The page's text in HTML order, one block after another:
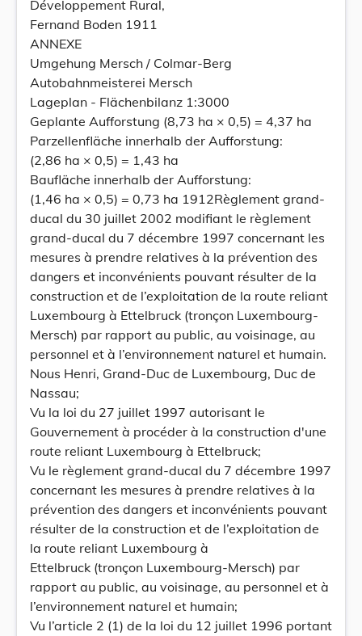
Développement Rural,
Fernand Boden 1911
ANNEXE
Umgehung Mersch / Colmar-Berg
Autobahnmeisterei Mersch
Lageplan - Flächenbilanz 1:3000
Geplante Aufforstung (8,73 ha × 0,5) = 4,37 ha
Parzellenfläche innerhalb der Aufforstung:
(2,86 ha × 0,5) = 1,43 ha
Baufläche innerhalb der Aufforstung:
(1,46 ha × 0,5) = 0,73 ha 1912Règlement grand-
ducal du 30 juillet 2002 modifiant le règlement
grand-ducal du 7 décembre 1997 concernant les
mesures à prendre relatives à la prévention des
dangers et inconvénients pouvant résulter de la
construction et de l’exploitation de la route reliant
Luxembourg à Ettelbruck (tronçon Luxembourg-
Mersch) par rapport au public, au voisinage, au
personnel et à l’environnement naturel et humain.
Nous Henri, Grand-Duc de Luxembourg, Duc de
Nassau;
Vu la loi du 27 juillet 1997 autorisant le
Gouvernement à procéder à la construction d'une
route reliant Luxembourg à Ettelbruck;
Vu le règlement grand-ducal du 7 décembre 1997
concernant les mesures à prendre relatives à la
prévention des dangers et inconvénients pouvant
résulter de la construction et de l’exploitation de
la route reliant Luxembourg à
Ettelbruck (tronçon Luxembourg-Mersch) par
rapport au public, au voisinage, au personnel et à
l’environnement naturel et humain;
Vu l’article 2 (1) de la loi du 12 juillet 1996 portant